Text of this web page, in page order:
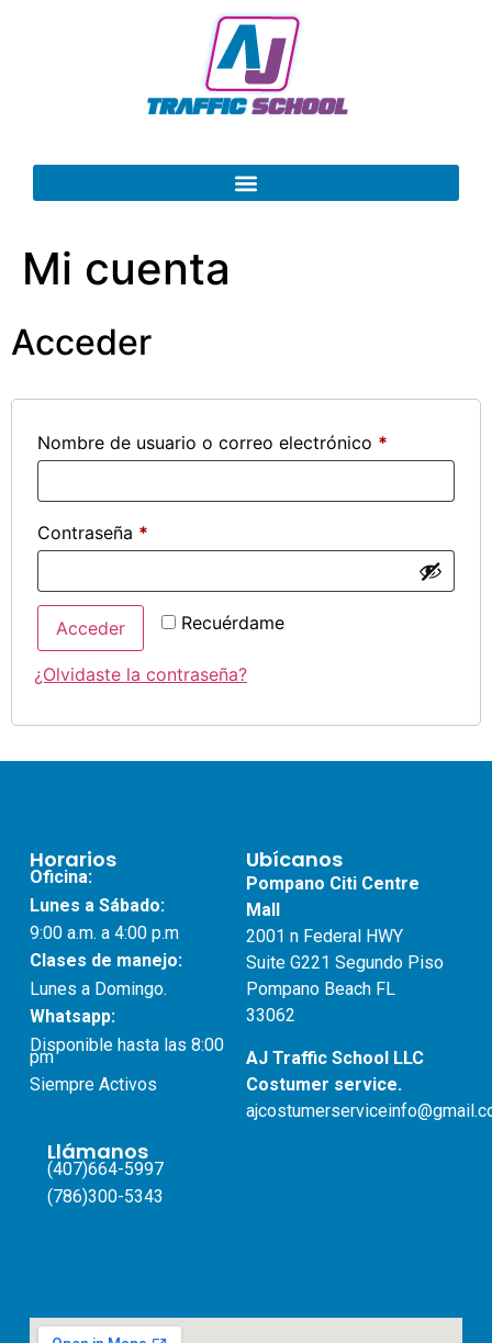
Mi cuenta
Acceder
Nombre de usuario o correo electrónico *
Contraseña *
Recuérdame
Acceder
¿Olvidaste la contraseña?
Horarios
Oficina:
Lunes a Sábado:
9:00 a.m. a 4:00 p.m
Clases de manejo:
Lunes a Domingo.
Whatsapp:
Disponible hasta las 8:00
pm
Siempre Activos
Ubícanos
Pompano Citi Centre
Mall
2001 n Federal HWY
Suite G221 Segundo Piso
Pompano Beach FL
33062
AJ Traffic School LLC
Costumer service.
Llámanos
(407)664-5997
(786)300-5343